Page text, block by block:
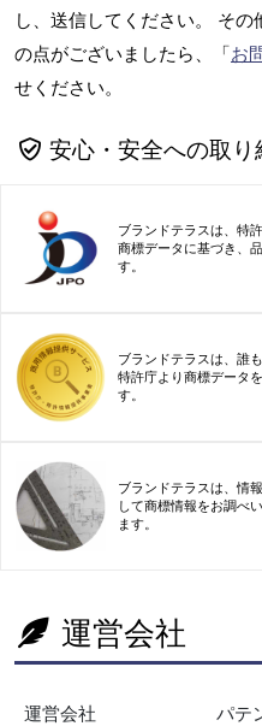
し、送信してください。 そ
の点がございましたら、「お
せください。
安心・安全への取り
ブランドテラスは、特
商標データに基づき、
す。
ブランドテラスは、誰
特許庁より商標データ
す。
ブランドテラスは、情
して商標情報をお調べ
ます。
運営会社
運営会社
パテ